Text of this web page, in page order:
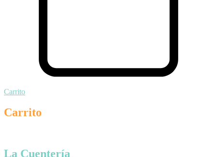
Carrito
Carrito
La Cuentería